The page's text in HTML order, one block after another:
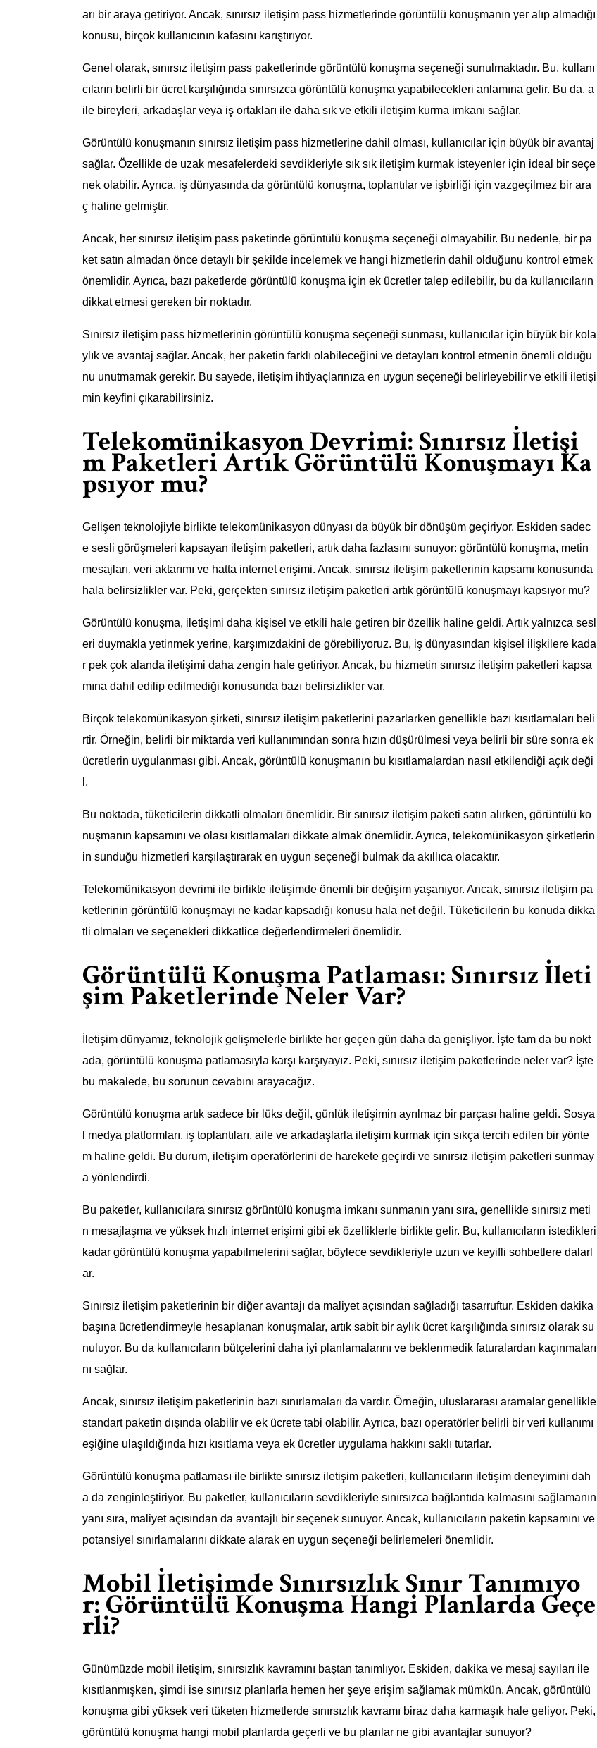
arı bir araya getiriyor. Ancak, sınırsız iletişim pass hizmetlerinde görüntülü konuşmanın yer alıp almadığı
konusu, birçok kullanıcının kafasını karıştırıyor.
Genel olarak, sınırsız iletişim pass paketlerinde görüntülü konuşma seçeneği sunulmaktadır. Bu, kullanı
cıların belirli bir ücret karşılığında sınırsızca görüntülü konuşma yapabilecekleri anlamına gelir. Bu da, a
ile bireyleri, arkadaşlar veya iş ortakları ile daha sık ve etkili iletişim kurma imkanı sağlar.
Görüntülü konuşmanın sınırsız iletişim pass hizmetlerine dahil olması, kullanıcılar için büyük bir avantaj
sağlar. Özellikle de uzak mesafelerdeki sevdikleriyle sık sık iletişim kurmak isteyenler için ideal bir seçe
nek olabilir. Ayrıca, iş dünyasında da görüntülü konuşma, toplantılar ve işbirliği için vazgeçilmez bir ara
ç haline gelmiştir.
Ancak, her sınırsız iletişim pass paketinde görüntülü konuşma seçeneği olmayabilir. Bu nedenle, bir pa
ket satın almadan önce detaylı bir şekilde incelemek ve hangi hizmetlerin dahil olduğunu kontrol etmek
önemlidir. Ayrıca, bazı paketlerde görüntülü konuşma için ek ücretler talep edilebilir, bu da kullanıcıların
dikkat etmesi gereken bir noktadır.
Sınırsız iletişim pass hizmetlerinin görüntülü konuşma seçeneği sunması, kullanıcılar için büyük bir kola
ylık ve avantaj sağlar. Ancak, her paketin farklı olabileceğini ve detayları kontrol etmenin önemli olduğu
nu unutmamak gerekir. Bu sayede, iletişim ihtiyaçlarınıza en uygun seçeneği belirleyebilir ve etkili iletişi
min keyfini çıkarabilirsiniz.
Telekomünikasyon Devrimi: Sınırsız İletişi
m Paketleri Artık Görüntülü Konuşmayı Ka
psıyor mu?
Gelişen teknolojiyle birlikte telekomünikasyon dünyası da büyük bir dönüşüm geçiriyor. Eskiden sadec
e sesli görüşmeleri kapsayan iletişim paketleri, artık daha fazlasını sunuyor: görüntülü konuşma, metin
mesajları, veri aktarımı ve hatta internet erişimi. Ancak, sınırsız iletişim paketlerinin kapsamı konusunda
hala belirsizlikler var. Peki, gerçekten sınırsız iletişim paketleri artık görüntülü konuşmayı kapsıyor mu?
Görüntülü konuşma, iletişimi daha kişisel ve etkili hale getiren bir özellik haline geldi. Artık yalnızca sesl
eri duymakla yetinmek yerine, karşımızdakini de görebiliyoruz. Bu, iş dünyasından kişisel ilişkilere kada
r pek çok alanda iletişimi daha zengin hale getiriyor. Ancak, bu hizmetin sınırsız iletişim paketleri kapsa
mına dahil edilip edilmediği konusunda bazı belirsizlikler var.
Birçok telekomünikasyon şirketi, sınırsız iletişim paketlerini pazarlarken genellikle bazı kısıtlamaları beli
rtir. Örneğin, belirli bir miktarda veri kullanımından sonra hızın düşürülmesi veya belirli bir süre sonra ek
ücretlerin uygulanması gibi. Ancak, görüntülü konuşmanın bu kısıtlamalardan nasıl etkilendiği açık deği
l.
Bu noktada, tüketicilerin dikkatli olmaları önemlidir. Bir sınırsız iletişim paketi satın alırken, görüntülü ko
nuşmanın kapsamını ve olası kısıtlamaları dikkate almak önemlidir. Ayrıca, telekomünikasyon şirketlerin
in sunduğu hizmetleri karşılaştırarak en uygun seçeneği bulmak da akıllıca olacaktır.
Telekomünikasyon devrimi ile birlikte iletişimde önemli bir değişim yaşanıyor. Ancak, sınırsız iletişim pa
ketlerinin görüntülü konuşmayı ne kadar kapsadığı konusu hala net değil. Tüketicilerin bu konuda dikka
tli olmaları ve seçenekleri dikkatlice değerlendirmeleri önemlidir.
Görüntülü Konuşma Patlaması: Sınırsız İleti
şim Paketlerinde Neler Var?
İletişim dünyamız, teknolojik gelişmelerle birlikte her geçen gün daha da genişliyor. İşte tam da bu nokt
ada, görüntülü konuşma patlamasıyla karşı karşıyayız. Peki, sınırsız iletişim paketlerinde neler var? İşte
bu makalede, bu sorunun cevabını arayacağız.
Görüntülü konuşma artık sadece bir lüks değil, günlük iletişimin ayrılmaz bir parçası haline geldi. Sosya
l medya platformları, iş toplantıları, aile ve arkadaşlarla iletişim kurmak için sıkça tercih edilen bir yönte
m haline geldi. Bu durum, iletişim operatörlerini de harekete geçirdi ve sınırsız iletişim paketleri sunmay
a yönlendirdi.
Bu paketler, kullanıcılara sınırsız görüntülü konuşma imkanı sunmanın yanı sıra, genellikle sınırsız meti
n mesajlaşma ve yüksek hızlı internet erişimi gibi ek özelliklerle birlikte gelir. Bu, kullanıcıların istedikleri
kadar görüntülü konuşma yapabilmelerini sağlar, böylece sevdikleriyle uzun ve keyifli sohbetlere dalarl
ar.
Sınırsız iletişim paketlerinin bir diğer avantajı da maliyet açısından sağladığı tasarruftur. Eskiden dakika
başına ücretlendirmeyle hesaplanan konuşmalar, artık sabit bir aylık ücret karşılığında sınırsız olarak su
nuluyor. Bu da kullanıcıların bütçelerini daha iyi planlamalarını ve beklenmedik faturalardan kaçınmaları
nı sağlar.
Ancak, sınırsız iletişim paketlerinin bazı sınırlamaları da vardır. Örneğin, uluslararası aramalar genellikle
standart paketin dışında olabilir ve ek ücrete tabi olabilir. Ayrıca, bazı operatörler belirli bir veri kullanımı
eşiğine ulaşıldığında hızı kısıtlama veya ek ücretler uygulama hakkını saklı tutarlar.
Görüntülü konuşma patlaması ile birlikte sınırsız iletişim paketleri, kullanıcıların iletişim deneyimini dah
a da zenginleştiriyor. Bu paketler, kullanıcıların sevdikleriyle sınırsızca bağlantıda kalmasını sağlamanın
yanı sıra, maliyet açısından da avantajlı bir seçenek sunuyor. Ancak, kullanıcıların paketin kapsamını ve
potansiyel sınırlamalarını dikkate alarak en uygun seçeneği belirlemeleri önemlidir.
Mobil İletişimde Sınırsızlık Sınır Tanımıyo
r: Görüntülü Konuşma Hangi Planlarda Geçe
rli?
Günümüzde mobil iletişim, sınırsızlık kavramını baştan tanımlıyor. Eskiden, dakika ve mesaj sayıları ile
kısıtlanmışken, şimdi ise sınırsız planlarla hemen her şeye erişim sağlamak mümkün. Ancak, görüntülü
konuşma gibi yüksek veri tüketen hizmetlerde sınırsızlık kavramı biraz daha karmaşık hale geliyor. Peki,
görüntülü konuşma hangi mobil planlarda geçerli ve bu planlar ne gibi avantajlar sunuyor?